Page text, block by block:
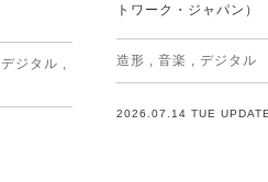
デジタル
トワーク・ジャパン）
造形 音楽 デジタル
2026.07.14 TUE